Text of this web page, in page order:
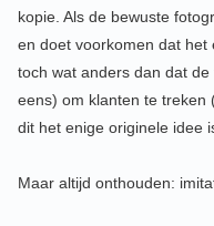
kopie. Als de bewuste
en doet voorkomen dat
toch wat anders dan dat
eens) om klanten te treken
dit het enige originele idee
Maar altijd onthouden: